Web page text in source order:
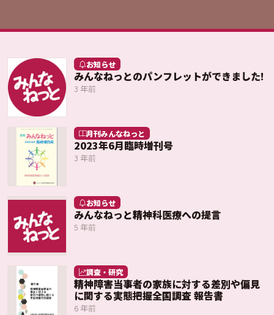
お知らせ
みんなねっとのパンフレットができました!
3 年前
月刊みんなねっと
2023年6月臨時増刊号
3 年前
お知らせ
みんなねっと精神科医療への提言
5 年前
調査・研究
精神障害当事者の家族に対する差別や偏見
に関する実態把握全国調査 報告書
6 年前